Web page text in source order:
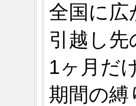
全国に広
引越し
1ヶ月だ
期間の縛